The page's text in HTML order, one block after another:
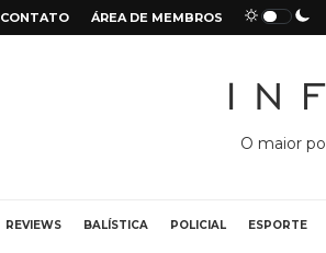
CONTATO ÁREA DE MEMBROS
O maior
REVIEWS BALÍSTICA POLICIAL ESPORTE